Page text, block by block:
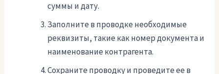
суммы и дату.
Заполните в проводке необходимые
реквизиты, такие как номер документа и
наименование контрагента.
Сохраните проводку и проведите ее в